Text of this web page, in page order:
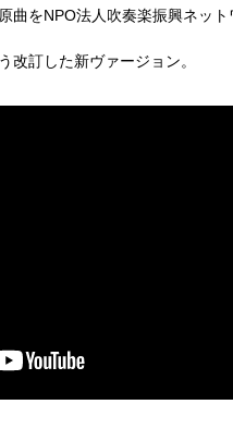
曲をNPO法人吹奏楽振興ネット
改訂した新ヴァージョン。